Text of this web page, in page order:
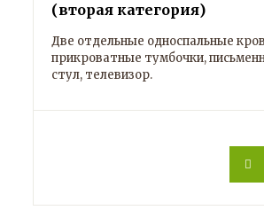
(вторая категория)
Две отдельные односпальные
прикроватные тумбочки,
стул, телевизор.